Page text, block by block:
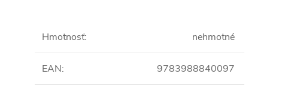
Hmotnosť: nehmotné
EAN: 9783988840097